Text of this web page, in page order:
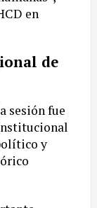
en
de
sesión fue
y